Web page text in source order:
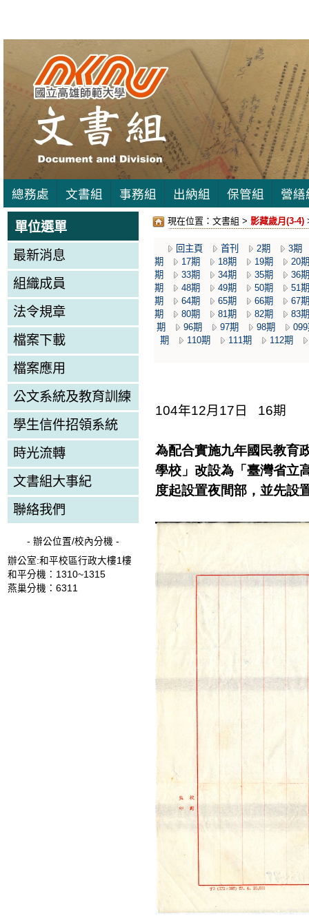
總務處 文書組 事務組 出納組 保管組 營繕
單位選單
最新消息
組織成員
法令規章
檔案下載
檔案應用
公文系統及教育訓練
學生信件招領系統
時光流轉
文書組大事紀
聯絡我們
- 辦公位置/校內分機 -
辦公室:和平校區行政大樓1樓
和平分機：1310~1315
燕巢分機：6311
現在位置： 文書組 > 影藏歲月(3-4)
回主頁 首刊 2期
3期
期
17期 18期 19期
20期
期
33期 34期 35期
36期
期
48期 49期 50期
51期
期
64期 65期 66期
67期
期
80期 81期 82期
83期
期
96期 97期 98期
期
110期 111期 112期
104年12月17日 16期
為配合實施九年國民教育
學校」改設為「臺灣省立
度起設置夜間部，並先設